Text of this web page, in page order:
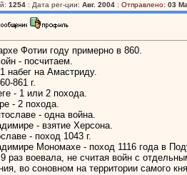
1254: Дата рег-ции: Авг. 2004: Отправлено: 03
Фотии году примерно в 860.
- посчитаем.
набег на Амастриду.
861 г.
- 1 или 2 похода.
- 2 похода.
- одна война.
- взятие Херсона.
- поход 1043 г.
Мономахе - поход 1116 года в
9 раз воевала, не считая войн с
во соновном на территории самого